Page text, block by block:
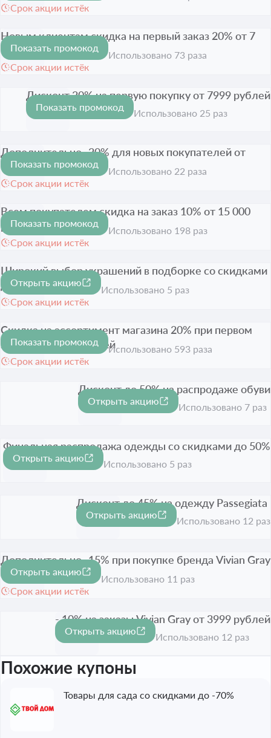
Срок акции истёк
-20%
Новым клиентам скидка на первый заказ 20% от 7
999 рублей
Срок акции истёк
Показать промокод
Использовано 73 раза
-20%
Дисконт 20% на первую покупку от 7999 рублей
Срок акции истёк
Показать промокод
Использовано 25 раз
-20%
Дополнительно -20% для новых покупателей от
7999 рублей
Срок акции истёк
Показать промокод
Использовано 22 раза
-10%
Всем покупателем скидка на заказ 10% от 15 000
рублей
Срок акции истёк
Показать промокод
Использовано 198 раз
-40%
Широкий выбор украшений в подборке со скидками
до 40%
Срок акции истёк
Открыть акцию
Использовано 5 раз
-20%
Скидка на ассортимент магазина 20% при первом
заказе от 7 999 рублей
Срок акции истёк
Показать промокод
Использовано 593 раза
-50%
Дисконт до 50% на распродаже обуви
Срок акции истёк
Открыть акцию
Использовано 7 раз
-50%
Финальная распродажа одежды со скидками до 50%
Срок акции истёк
Открыть акцию
Использовано 5 раз
-45%
Дисконт до 45% на одежду Passegiata
Срок акции истёк
Открыть акцию
Использовано 12 раз
-15%
Дополнительно -15% при покупке бренда Vivian Gray
от 5 999 рублей
Срок акции истёк
Открыть акцию
Использовано 11 раз
-10%
- 10% на заказы Vivian Gray от 3999 рублей
Срок акции истёк
Открыть акцию
Использовано 12 раз
Похожие купоны
Товары для сада со скидками до -70%